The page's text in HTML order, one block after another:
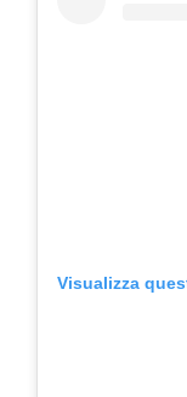
Visualizza